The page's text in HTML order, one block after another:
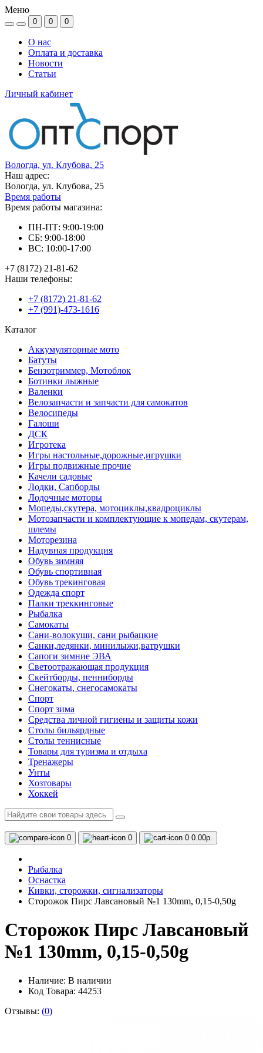
Меню
0 0 0
О нас
Оплата и доставка
Новости
Статьи
Личный кабинет
Вологда, ул. Клубова, 25
Наш адрес:
Вологда, ул. Клубова, 25
Время работы
Время работы магазина:
ПН-ПТ: 9:00-19:00
СБ: 9:00-18:00
ВС: 10:00-17:00
+7 (8172) 21-81-62
Наши телефоны:
+7 (8172) 21-81-62
+7 (991)-473-1616
Каталог
Аккумуляторные мото
Батуты
Бензотриммер, Мотоблок
Ботинки лыжные
Валенки
Велозапчасти и запчасти для самокатов
Велосипеды
Галоши
ДСК
Игротека
Игры настольные,дорожные,игрушки
Игры подвижные прочие
Качели садовые
Лодки, Сапборды
Лодочные моторы
Мопеды,скутера, мотоциклы,квадроциклы
Мотозапчасти и комплектующие к мопедам, скутерам,
шлемы
Моторезина
Надувная продукция
Обувь зимняя
Обувь спортивная
Обувь трекинговая
Одежда спорт
Палки треккинговые
Рыбалка
Самокаты
Сани-волокуши, сани рыбацкие
Санки,ледянки, минилыжи,ватрушки
Сапоги зимние ЭВА
Светоотражающая продукция
Скейтборды, пенниборды
Снегокаты, снегосамокаты
Спорт
Спорт зима
Средства личной гигиены и защиты кожи
Столы бильярдные
Столы теннисные
Товары для туризма и отдыха
Тренажеры
Унты
Хозтовары
Хоккей
0 0 0 0.00р.
Рыбалка
Оснастка
Кивки, сторожки, сигнализаторы
Сторожок Пирс Лавсановый №1 130mm, 0,15-0,50g
Сторожок Пирс Лавсановый
№1 130mm, 0,15-0,50g
Наличие: В наличии
Код Товара: 44253
Отзывы: (0)